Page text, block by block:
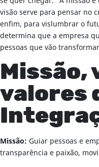
visão serve para pensar no
enfim, para vislumbrar o
determina que a empresa
pessoas que vão
Missão,
valores
Missão: Guiar pessoas e
transparência e paixão,